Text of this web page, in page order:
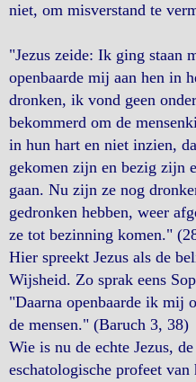
niet, om misverstand te
"Jezus zeide: Ik ging staan
openbaarde mij aan hen in
dronken, ik vond geen
bekommerd om de
in hun hart en niet inzien,
gekomen zijn en bezig zijn
gaan. Nu zijn ze nog
gedronken hebben, weer
ze tot bezinning komen."
Hier spreekt Jezus als de
Wijsheid. Zo sprak eens
"Daarna openbaarde ik mij
de mensen." (Baruch 3, 38)
Wie is nu de echte Jezus,
eschatologische profeet